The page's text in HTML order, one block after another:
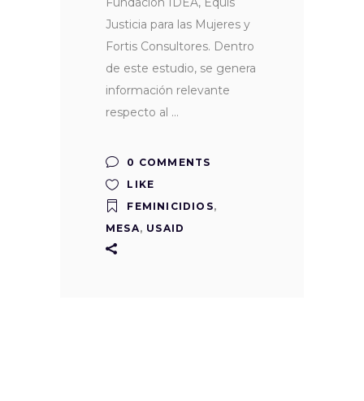
Justicia para las Mujeres y
Fortis Consultores. Dentro
de este estudio, se genera
información relevante
respecto al
0 COMMENTS
LIKE
FEMINICIDIOS,
MESA, USAID